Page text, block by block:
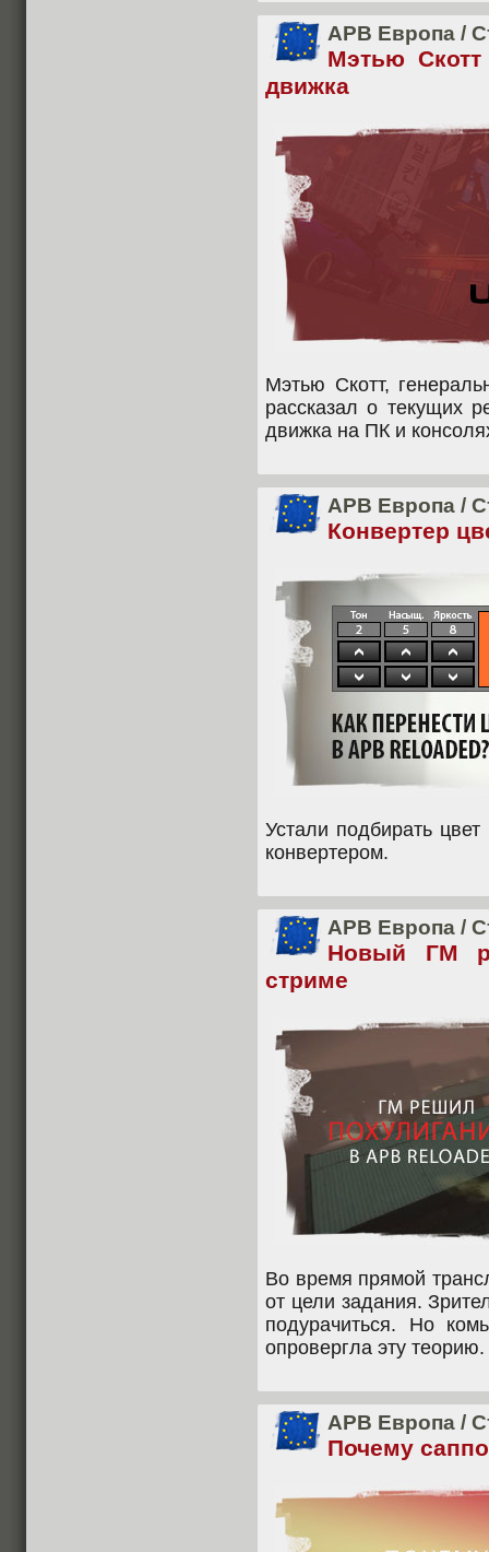
APB Европа /
Мэтью
движка
Мэтью Скотт,
рассказал о текущих
движка на ПК и
APB Европа /
Конвертер
Устали подбирать
конвертером.
APB Европа /
Новый ГМ
стриме
Во время прямой
от цели задания.
подурачиться. Но
опровергла эту теорию.
APB Европа /
Почему